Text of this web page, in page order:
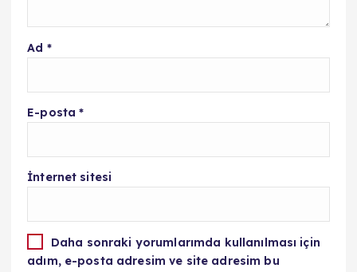
Ad *
E-posta*
İnternet sitesi
Daha sonraki yorumlarımda kullanılması için
adım, e-posta adresim ve site adresim bu